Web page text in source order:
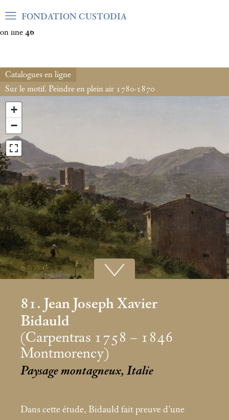
Warning: Undefined array key "var_mode" in
on line 46
FONDATION CUSTODIA
Catalogues en ligne
Sur le motif. Peindre en plein air 1780-1870
+
−
81. Jean Joseph Xavier
Bidauld
(Carpentras 1758 – 1846
Montmorency)
Paysage montagneux, Italie
Dans cette étude, Bidauld fait preuve d’une